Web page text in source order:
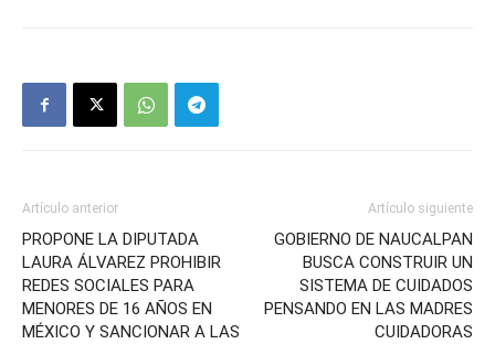
Artículo anterior
PROPONE LA DIPUTADA
LAURA ÁLVAREZ PROHIBIR
REDES SOCIALES PARA
MENORES DE 16 AÑOS EN
MÉXICO Y SANCIONAR A LAS
Artículo siguiente
GOBIERNO DE NAUCALPAN
BUSCA CONSTRUIR UN
SISTEMA DE CUIDADOS
PENSANDO EN LAS MADRES
CUIDADORAS